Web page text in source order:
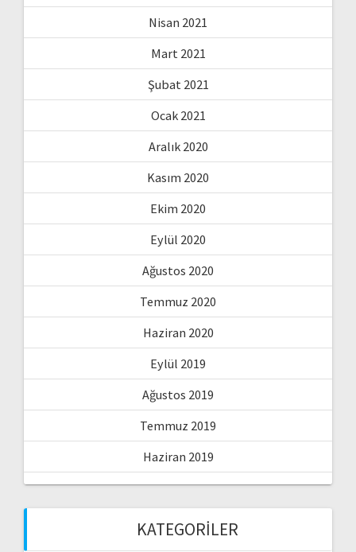
Nisan 2021
Mart 2021
Şubat 2021
Ocak 2021
Aralık 2020
Kasım 2020
Ekim 2020
Eylül 2020
Ağustos 2020
Temmuz 2020
Haziran 2020
Eylül 2019
Ağustos 2019
Temmuz 2019
Haziran 2019
KATEGORILER